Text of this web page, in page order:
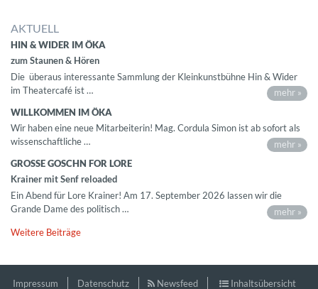
AKTUELL
HIN & WIDER IM ÖKA
zum Staunen & Hören
Die überaus interessante Sammlung der Kleinkunstbühne Hin & Wider
im Theatercafé ist …
mehr »
WILLKOMMEN IM ÖKA
Wir haben eine neue Mitarbeiterin! Mag. Cordula Simon ist ab sofort als
wissenschaftliche …
mehr »
GROSSE GOSCHN FOR LORE
Krainer mit Senf reloaded
Ein Abend für Lore Krainer! Am 17. September 2026 lassen wir die
Grande Dame des politisch …
mehr »
Weitere Beiträge
Impressum Datenschutz Newsfeed Inhaltsübersicht